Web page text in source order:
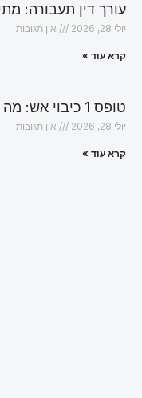
עורך דין תעבורה:
יולי 28, 2026 אין תגובות
קרא עוד »
טופס 1 כיבוי אש: מה עלול לעכב את האישור?
יולי 28, 2026 אין תגובות
קרא עוד »